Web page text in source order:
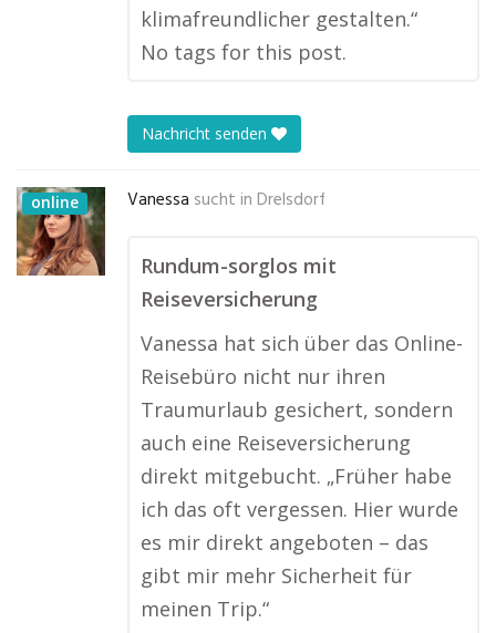
klimafreundlicher gestalten.“
No tags for this post.
Nachricht senden
online Vanessa sucht in Drelsdorf
Rundum-sorglos mit
Reiseversicherung
Vanessa hat sich über das Online-
Reisebüro nicht nur ihren
Traumurlaub gesichert, sondern
auch eine Reiseversicherung
direkt mitgebucht. „Früher habe
ich das oft vergessen. Hier wurde
es mir direkt angeboten – das
gibt mir mehr Sicherheit für
meinen Trip.“